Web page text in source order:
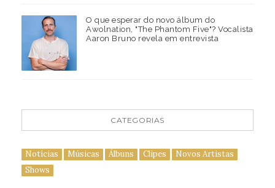
O que esperar do novo álbum do
Awolnation, "The Phantom Five"? Vocalista
Aaron Bruno revela em entrevista
CATEGORIAS
Notícias Músicas Álbuns Clipes
Novos Artistas
Shows